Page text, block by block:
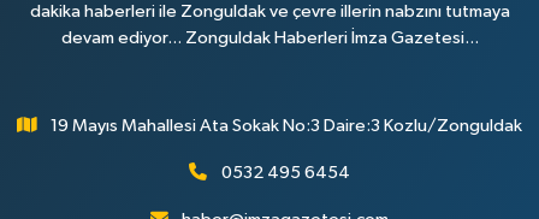
dakika haberleri ile Zonguldak ve çevre illerin nabzını tutmaya
devam ediyor... Zonguldak Haberleri İmza Gazetesi...
19 Mayıs Mahallesi Ata Sokak No:3 Daire:3 Kozlu/Zonguldak
0532 495 6454